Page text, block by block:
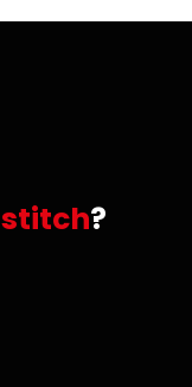
stitch?